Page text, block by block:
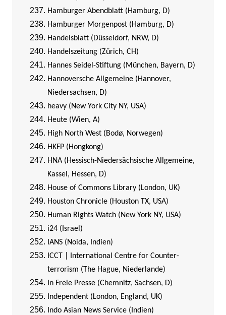
Hamburger Abendblatt (Hamburg, D)
Hamburger Morgenpost (Hamburg, D)
Handelsblatt (Düsseldorf, NRW, D)
Handelszeitung (Zürich, CH)
Hannes Seidel-Stiftung (München, Bayern, D)
Hannoversche Allgemeine (Hannover,
Niedersachsen, D)
heavy (New York City NY, USA)
Heute (Wien, A)
High North West (Bodø, Norwegen)
HKFP (Hongkong)
HNA (Hessisch-Niedersächsische Allgemeine,
Kassel, Hessen, D)
House of Commons Library (London, UK)
Houston Chronicle (Houston TX, USA)
Human Rights Watch (New York NY, USA)
i24 (Israel)
IANS (Noida, Indien)
ICCT | International Centre for Counter-
terrorism (The Hague, Niederlande)
In Freie Presse (Chemnitz, Sachsen, D)
Independent (London, England, UK)
Indo Asian News Service (Indien)